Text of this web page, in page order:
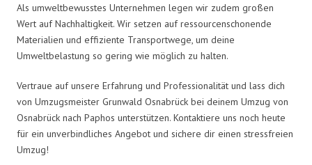
Als umweltbewusstes Unternehmen legen wir zudem großen
Wert auf Nachhaltigkeit. Wir setzen auf ressourcenschonende
Materialien und effiziente Transportwege, um deine
Umweltbelastung so gering wie möglich zu halten.
Vertraue auf unsere Erfahrung und Professionalität und lass dich
von Umzugsmeister Grunwald Osnabrück bei deinem Umzug von
Osnabrück nach Paphos unterstützen. Kontaktiere uns noch heute
für ein unverbindliches Angebot und sichere dir einen stressfreien
Umzug!